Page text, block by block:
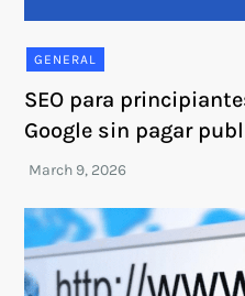
GENERAL
SEO para
Google sin pagar